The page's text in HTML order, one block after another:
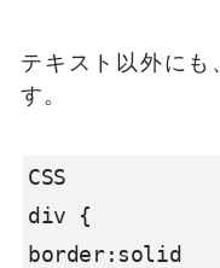
テキスト以外に
す。
CSS
div {
border:solid